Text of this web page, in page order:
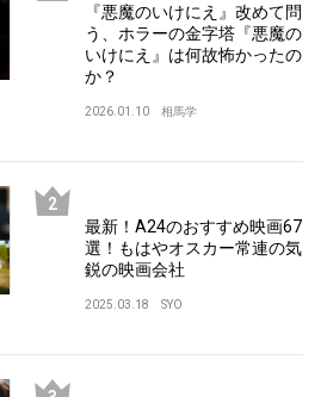
『悪魔のいけにえ』改めて問
う、ホラーの金字塔『悪魔の
いけにえ』は何故怖かったの
か？
2026.01.10 相馬学
最新！A24のおすすめ映画67
選！もはやオスカー常連の気
鋭の映画会社
2025.03.18 SYO